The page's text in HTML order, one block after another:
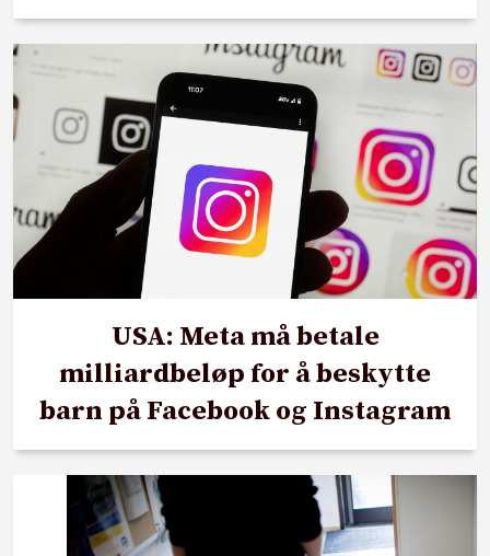
USA: Meta må betale
milliardbeløp for å beskytte
barn på Facebook og Instagram